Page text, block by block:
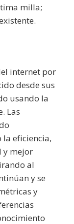
milla;
internet por
desde sus
usando la
Las
eficiencia,
y mejor
al
y se
y